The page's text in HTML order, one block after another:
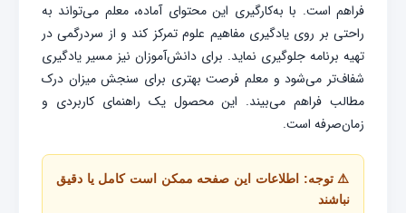
فراهم است. با به‌کارگیری این محتوای آماده، معلم می‌تواند به
راحتی بر روی یادگیری مفاهیم علوم تمرکز کند و از سردرگمی در
تهیه برنامه جلوگیری نماید. برای دانش‌آموزان نیز مسیر یادگیری
شفاف‌تر می‌شود و معلم فرصت بهتری برای سنجش میزان درک
مطالب فراهم می‌بیند. این محصول یک راهنمای کاربردی و
زمان‌صرفه است.
⚠️ توجه: اطلاعات این صفحه ممکن است کامل یا دقیق
نباشند